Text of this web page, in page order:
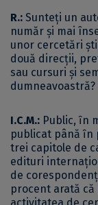
R.: Sunteți un
număr și mai
unor cercetări
două direcții,
sau cursuri și
dumneavoastră?
I.C.M.: Public, ȋn
publicat până ȋn
trei capitole de
edituri
de
procent arată